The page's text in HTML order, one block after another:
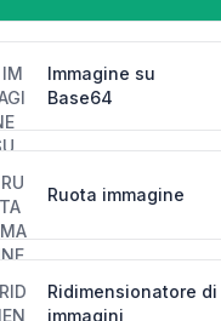
Immagine su
Base64
Ruota immagine
Ridimensionatore di
immagini